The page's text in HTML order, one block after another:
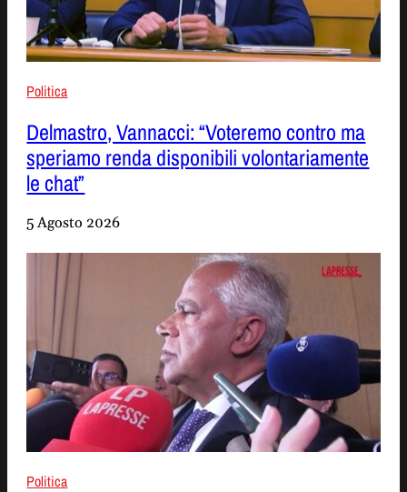
Politica
Delmastro, Vannacci: “Voteremo contro ma
speriamo renda disponibili volontariamente
le chat”
5 Agosto 2026
Politica